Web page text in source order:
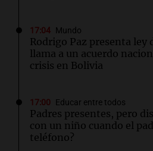
17:04 Mundo
Rodrigo Paz presenta ley
llama a un acuerdo
crisis en Bolivia
17:00 Educar entre todos
Padres presentes, pero
con un niño cuando el
teléfono?